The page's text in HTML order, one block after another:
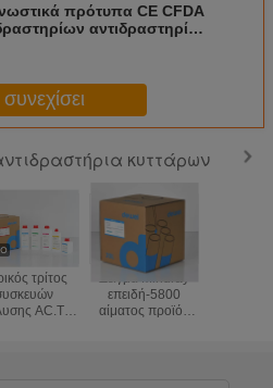
πρότυπα CE CFDA
αντιδραστηρίων
κυττάρων
τρίτος
AC.T 5
Δείγμα Mindray
επειδή-5800
αίματος προϊόν